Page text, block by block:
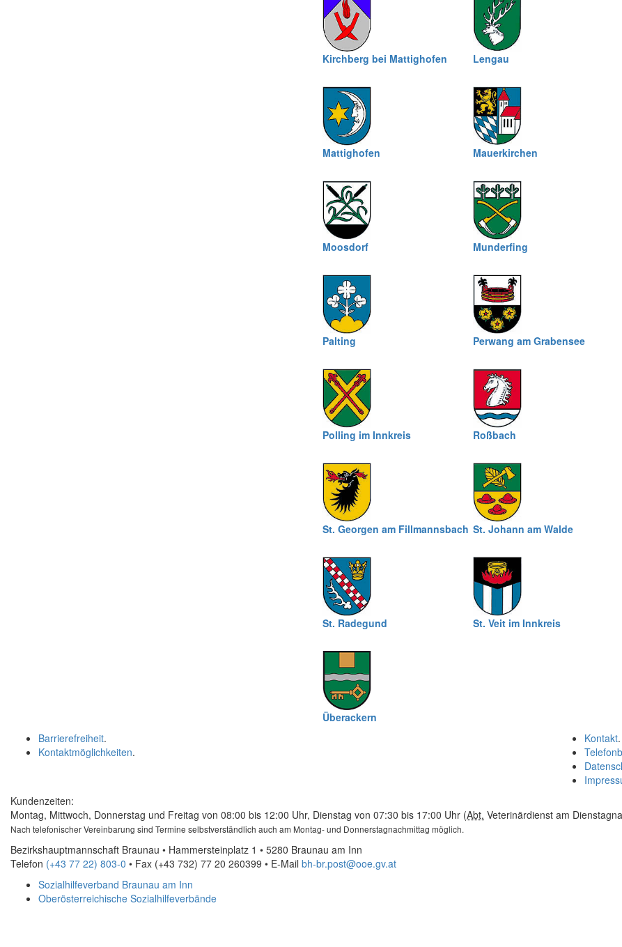
Kirchberg bei Mattighofen Lengau
Mattighofen Mauerkirchen
Moosdorf Munderfing
Palting Perwang am Grabensee
Polling im Innkreis Roßbach
St. Georgen am Fillmannsbach St. Johann am Walde
St. Radegund St. Veit im Innkreis
Überackern
Kontakt.
Barrierefreiheit.
Kontaktmöglichkeiten.
Kundenzeiten:
Montag, Mittwoch, Donnerstag und Freitag von 08:00 bis 12:00 Uhr, Dienstag von 07:30 bis 17:00 Uhr (Abt. Veterinärdienst am
Nach telefonischer Vereinbarung sind Termine selbstverständlich auch am Montag- und Donnerstagnachmittag möglich.
Bezirkshauptmannschaft Braunau • Hammersteinplatz 1 • 5280 Braunau am Inn
Telefon (+43 77 22) 803-0 • Fax (+43 732) 77 20 260399 • E-Mail bh-br.post@ooe.gv.at
Sozialhilfeverband Braunau am Inn
Oberösterreichische Sozialhilfeverbände